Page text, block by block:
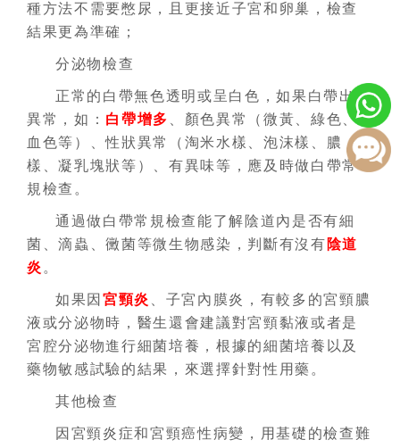
種方法不需要憋尿，且更接近子宮和卵巢，檢查
結果更為準確；
分泌物檢查
正常的白帶無色透明或呈白色，如果白帶出現
異常，如： 白帶增多
、顏色異常（微黃、綠色、
血色等）、性狀異常（淘米水樣、泡沫樣、膿
樣、凝乳塊狀等）、有異味等，應及時做白帶常
規檢查。
通過做白帶常規檢查能了解陰道內是否有細
菌、滴蟲、黴菌等微生物感染，判斷有沒有 陰道
炎 。
如果因宮頸炎
、子宮內膜炎，有較多的宮頸膿
液或分泌物時，醫生還會建議對宮頸黏液或者是
宮腔分泌物進行細菌培養，根據的細菌培養以及
藥物敏感試驗的結果，來選擇針對性用藥。
其他檢查
因宮頸炎症和宮頸癌性病變，用基礎的檢查難